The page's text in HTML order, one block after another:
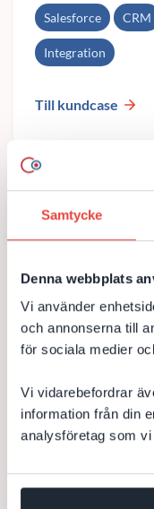
Samtycke
Denna webbplats
Vi använder
och annonserna till
för sociala medier
Vi vidarebefordrar
information från din
analysföretag som
Salesforce CRM
Integration
Till kundcase
Service Cloud
DevCore har byggt
har automatiserat
incidenter med olika
Integration